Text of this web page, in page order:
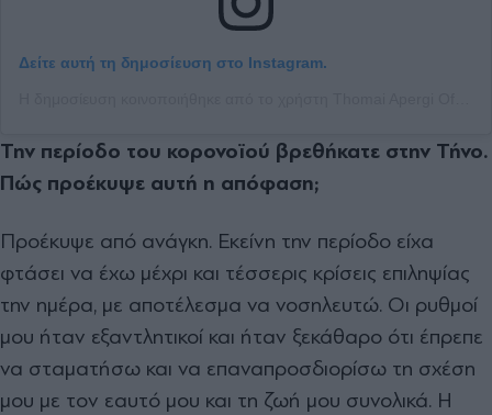
Δείτε αυτή τη δημοσίευση στο Instagram.
Την περίοδο του κορονοϊού βρεθήκατε στην Τήνο.
Πώς προέκυψε αυτή η απόφαση;
Προέκυψε από ανάγκη. Εκείνη την περίοδο είχα
φτάσει να έχω µέχρι και τέσσερις κρίσεις επιληψίας
την ηµέρα, µε αποτέλεσµα να νοσηλευτώ. Οι ρυθµοί
µου ήταν εξαντλητικοί και ήταν ξεκάθαρο ότι έπρεπε
να σταµατήσω και να επαναπροσδιορίσω τη σχέση
µου µε τον εαυτό µου και τη ζωή µου συνολικά. Η